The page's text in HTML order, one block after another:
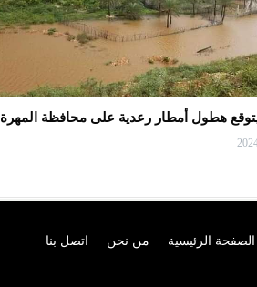
يتوقع هطول أمطار رعدية على محافظة المهرة
الصفحة الرئيسية من نحن اتصل بنا